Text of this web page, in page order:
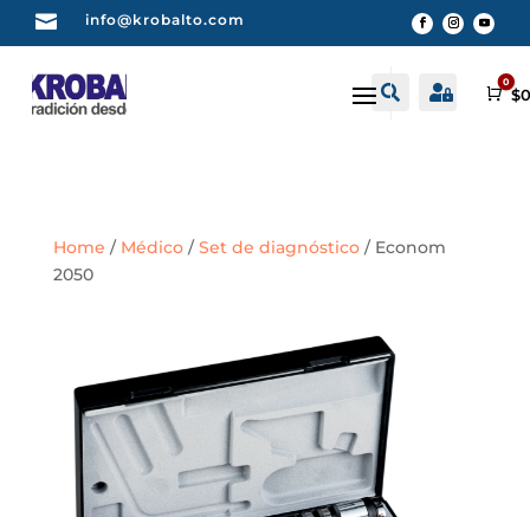
 info@krobalto.com
 Buscar
 Cuenta
0
$
Home / Médico/Set de diagnóstico/ Econom
2050